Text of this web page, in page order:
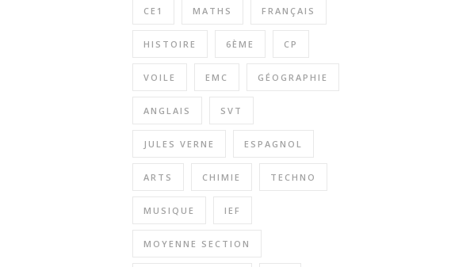
CE1 MATHS FRANÇAIS
HISTOIRE 6ÈME CP
VOILE EMC GÉOGRAPHIE
ANGLAIS SVT
JULES VERNE ESPAGNOL
ARTS CHIMIE TECHNO
MUSIQUE IEF
MOYENNE SECTION